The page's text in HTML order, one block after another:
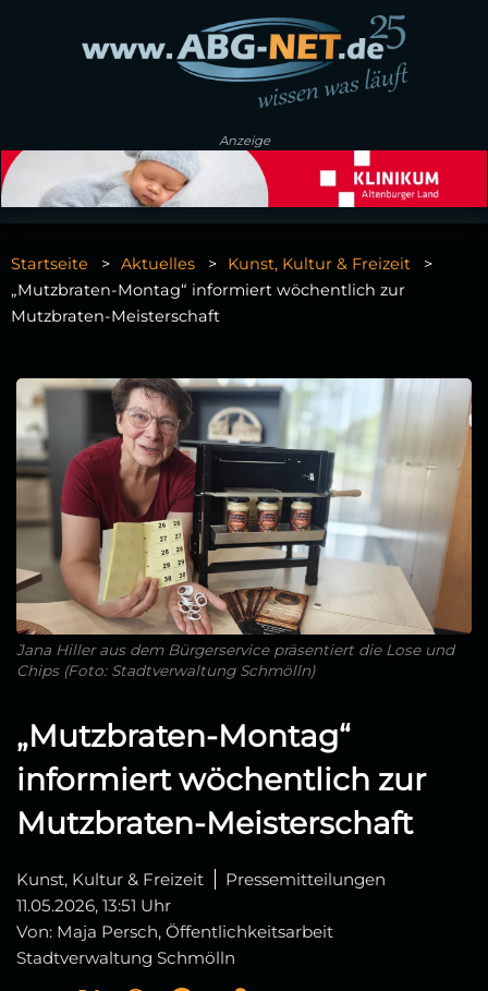
Anzeige
Startseite Aktuelles
Kunst, Kultur & Freizeit
„Mutzbraten‑Montag“ informiert wöchentlich zur
Mutzbraten‑Meisterschaft
Jana Hiller aus dem Bürgerservice präsentiert die Lose und
Chips (Foto: Stadtverwaltung Schmölln)
„Mutzbraten‑Montag“
informiert wöchentlich zur
Mutzbraten‑Meisterschaft
Kunst, Kultur & Freizeit
Pressemitteilungen
11.05.2026, 13:51 Uhr
Von: Maja Persch, Öffentlichkeitsarbeit
Stadtverwaltung Schmölln